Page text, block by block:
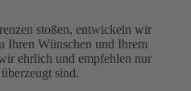
stoßen, entwickeln wir
Ihren Wünschen und Ihrem
ehrlich und empfehlen nur
sind.